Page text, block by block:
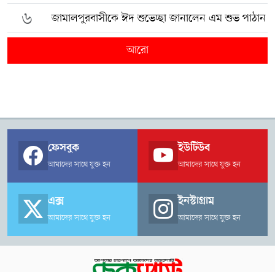
৬ জামালপুরবাসীকে ঈদ শুভেচ্ছা জানালেন এম শুভ পাঠান
আরো
ফেসবুক
আমাদের সাথে যুক্ত হন
ইউটিউব
আমাদের সাথে যুক্ত হন
এক্স
আমাদের সাথে যুক্ত হন
ইনস্টাগ্রাম
আমাদের সাথে যুক্ত হন